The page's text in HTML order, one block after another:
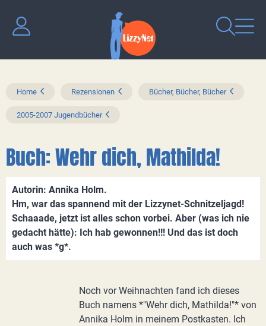
Home Rezensionen Bücher, Bücher, Bücher
2005-2007 Jugendbücher
Buch: Wehr dich, Mathilda!
Autorin: Annika Holm.
Hm, war das spannend mit der Lizzynet-Schnitzeljagd!
Schaaade, jetzt ist alles schon vorbei. Aber (was ich nie
gedacht hätte): Ich hab gewonnen!!! Und das ist doch
auch was *g*.
Noch vor Weihnachten fand ich dieses
Buch namens *"Wehr dich, Mathilda!"* von
Annika Holm in meinem Postkasten. Ich